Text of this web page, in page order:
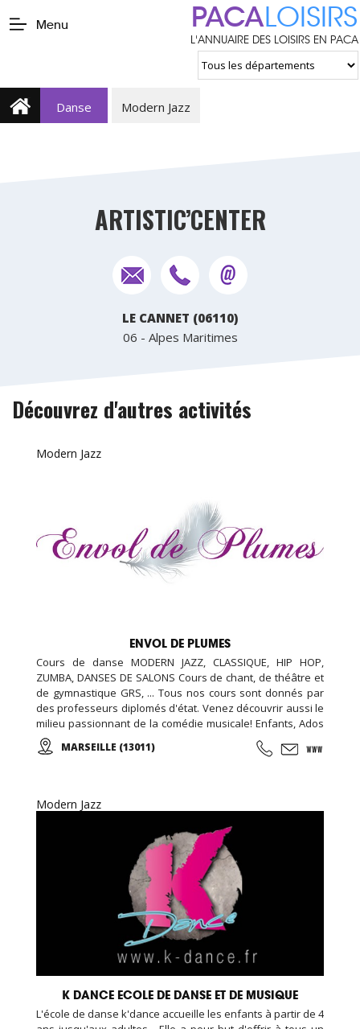
Menu PACALOISIRS
L'ANNUAIRE DES LOISIRS EN PACA
Danse Modern Jazz
ARTISTIC’CENTER
LE CANNET (06110)
06 - Alpes Maritimes
Découvrez d'autres activités
Modern Jazz
ENVOL DE PLUMES
Cours de danse MODERN JAZZ, CLASSIQUE, HIP HOP,
ZUMBA, DANSES DE SALONS Cours de chant, de théâtre et
de gymnastique GRS, ... Tous nos cours sont donnés par
des professeurs diplomés d'état. Venez découvrir aussi le
milieu passionnant de la comédie musicale! Enfants, Ados
et Adultes. Stages vacances, Anniversaires, ... Cours
d'essai offert !
MARSEILLE (13011)
Modern Jazz
K DANCE ECOLE DE DANSE ET DE MUSIQUE
L'école de danse k'dance accueille les enfants à partir de 4